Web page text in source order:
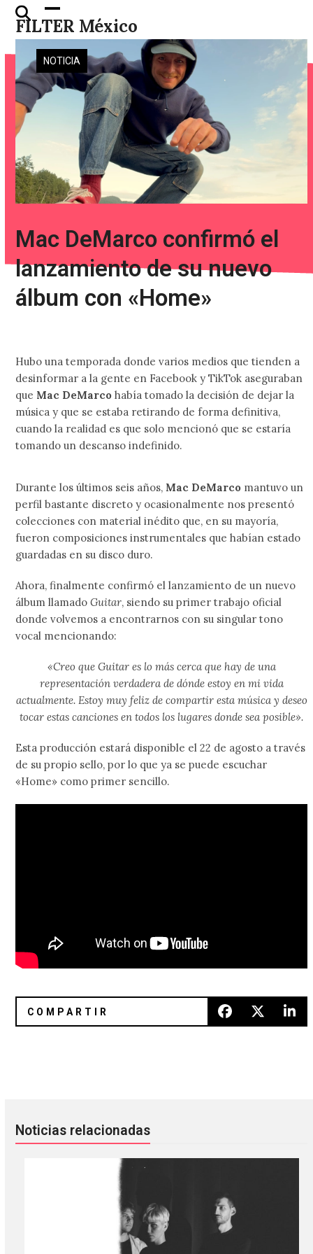
Skip
content
FILTER México
Open
mobile
menu
Close
mobile
menu
NOTICIA
Mac DeMarco confirmó el
lanzamiento de su nuevo
álbum con «Home»
Hubo una temporada donde varios medios que tienden a
desinformar a la gente en Facebook y TikTok aseguraban
que Mac DeMarco había tomado la decisión de dejar la
música y que se estaba retirando de forma definitiva,
cuando la realidad es que solo mencionó que se estaría
tomando un descanso indefinido.
Durante los últimos seis años, Mac DeMarco mantuvo un
perfil bastante discreto y ocasionalmente nos presentó
colecciones con material inédito que, en su mayoría,
fueron composiciones instrumentales que habían estado
guardadas en su disco duro.
Ahora, finalmente confirmó el lanzamiento de un nuevo
álbum llamadoGuitar, siendo su primer trabajo oficial
donde volvemos a encontrarnos con su singular tono
vocal mencionando:
«Creo que Guitar es lo más cerca que hay de una
representación verdadera de dónde estoy en mi vida
actualmente. Estoy muy feliz de compartir esta música y deseo
tocar estas canciones en todos los lugares donde sea posible».
Esta producción estará disponible el 22 de agosto a través
de su propio sello, por lo que ya se puede escuchar
«Home» como primer sencillo.
Noticias relacionadas